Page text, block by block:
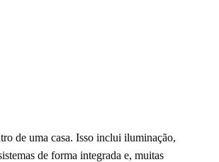
de uma casa. Isso inclui iluminação,
de forma integrada e, muitas